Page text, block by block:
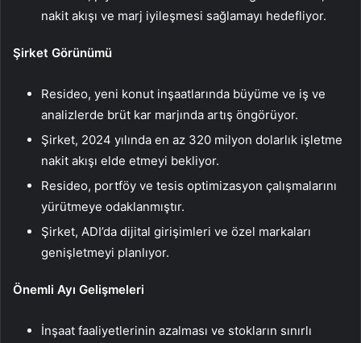
nakit akışı ve marj iyileşmesi sağlamayı hedefliyor.
Şirket Görünümü
Resideo, yeni konut inşaatlarında büyüme ve iş ve
analizlerde brüt kar marjında ​​artış öngörüyor.
Şirket, 2024 yılında en az 320 milyon dolarlık işletme
nakit akışı elde etmeyi bekliyor.
Resideo, portföy ve tesis optimizasyon çalışmalarını
yürütmeye odaklanmıştır.
Şirket, ADI’da dijital girişimleri ve özel markaları
genişletmeyi planlıyor.
Önemli Ayı Gelişmeleri
İnşaat faaliyetlerinin azalması ve stokların sınırlı